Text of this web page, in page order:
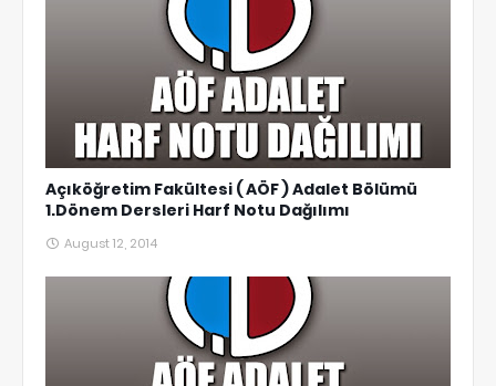
Açıköğretim Fakültesi ( AÖF ) Adalet Bölümü
1.Dönem Dersleri Harf Notu Dağılımı
August 12, 2014